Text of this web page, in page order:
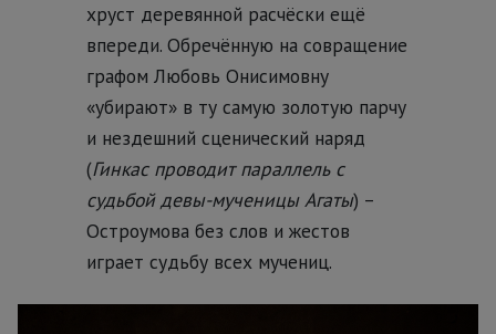
хруст деревянной расчёски ещё
впереди. Обречённую на совращение
графом Любовь Онисимовну
«убирают» в ту самую золотую парчу
и нездешний сценический наряд
(Гинкас проводит параллель с
судьбой девы-мученицы Агаты) –
Остроумова без слов и жестов
играет судьбу всех мучениц.